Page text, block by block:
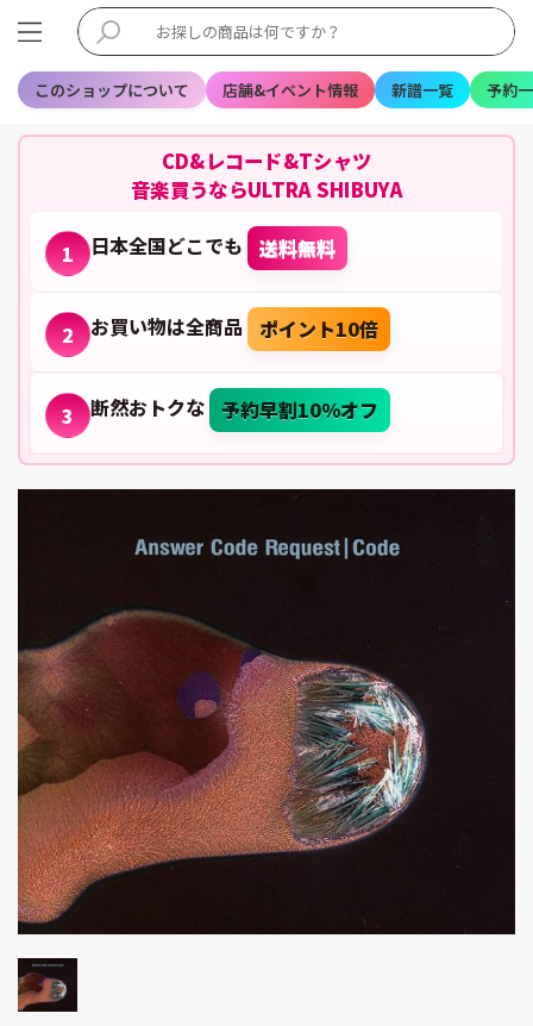
このショップについて 店舗&イベント情報 新譜一覧 予約
CD&レコード&Tシャツ
音楽買うならULTRA SHIBUYA
1 日本全国どこでも 送料無料
2 お買い物は全商品 ポイント10倍
3 断然おトクな 予約早割10%オフ